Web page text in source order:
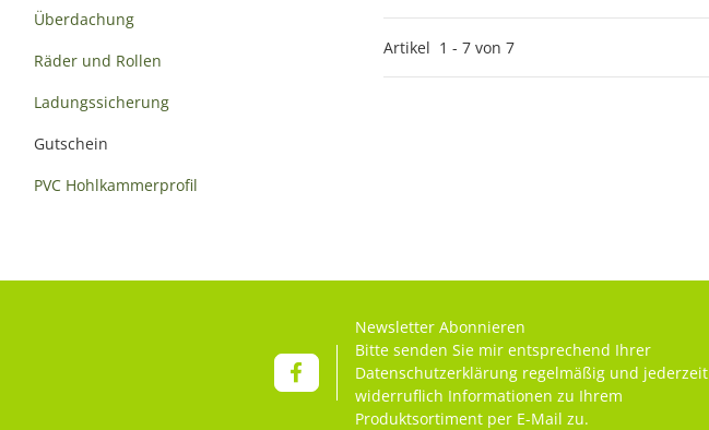
Artikel 1 - 7 von 7
Überdachung
Räder und Rollen
Ladungssicherung
Gutschein
PVC Hohlkammerprofil
Newsletter Abonnieren
Bitte senden Sie mir entsprechend Ihrer
Datenschutzerklärung regelmäßig und jederzeit
widerruflich Informationen zu Ihrem
Produktsortiment per E-Mail zu.